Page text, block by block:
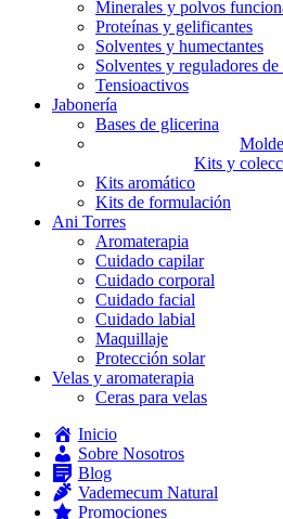
Minerales y polvos
Proteínas y gelificantes
Solventes y humectantes
Solventes y reguladores
Tensioactivos
Jabonería
Bases de glicerina
Kits y
Kits aromático
Kits de formulación
Ani Torres
Aromaterapia
Cuidado capilar
Cuidado corporal
Cuidado facial
Cuidado labial
Maquillaje
Protección solar
Velas y aromaterapia
Ceras para velas
Inicio
Sobre Nosotros
Blog
Vademecum Natural
Promociones